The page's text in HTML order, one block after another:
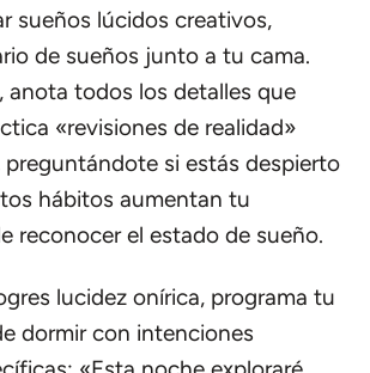
sueños lúcidos creativos,
de sueños junto a tu cama.
anota todos los detalles que
«revisiones de realidad»
preguntándote si estás despierto
hábitos aumentan tu
reconocer el estado de sueño.
lucidez onírica, programa tu
dormir con intenciones